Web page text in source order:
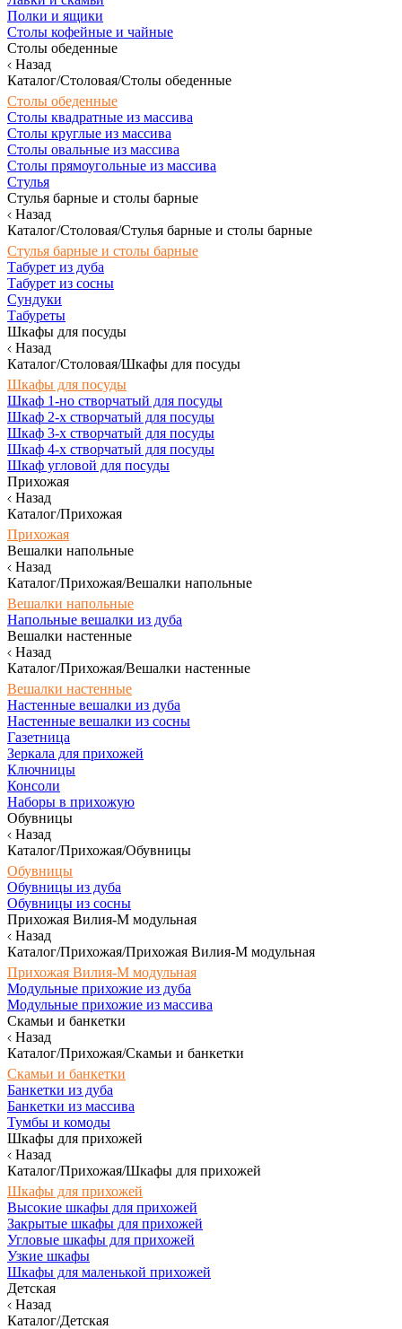
Полки и ящики
Столы кофейные и чайные
Столы обеденные
Назад
Каталог/Столовая/Столы обеденные
Столы обеденные
Столы квадратные из массива
Столы круглые из массива
Столы овальные из массива
Столы прямоугольные из массива
Стулья
Стулья барные и столы барные
Назад
Каталог/Столовая/Стулья барные и столы барные
Стулья барные и столы барные
Табурет из дуба
Табурет из сосны
Сундуки
Табуреты
Шкафы для посуды
Назад
Каталог/Столовая/Шкафы для посуды
Шкафы для посуды
Шкаф 1-но створчатый для посуды
Шкаф 2-х створчатый для посуды
Шкаф 3-х створчатый для посуды
Шкаф 4-х створчатый для посуды
Шкаф угловой для посуды
Прихожая
Назад
Каталог/Прихожая
Прихожая
Вешалки напольные
Назад
Каталог/Прихожая/Вешалки напольные
Вешалки напольные
Напольные вешалки из дуба
Вешалки настенные
Назад
Каталог/Прихожая/Вешалки настенные
Вешалки настенные
Настенные вешалки из дуба
Настенные вешалки из сосны
Газетница
Зеркала для прихожей
Ключницы
Консоли
Наборы в прихожую
Обувницы
Назад
Каталог/Прихожая/Обувницы
Обувницы
Обувницы из дуба
Обувницы из сосны
Прихожая Вилия-М модульная
Назад
Каталог/Прихожая/Прихожая Вилия-М модульная
Прихожая Вилия-М модульная
Модульные прихожие из дуба
Модульные прихожие из массива
Скамьи и банкетки
Назад
Каталог/Прихожая/Скамьи и банкетки
Скамьи и банкетки
Банкетки из дуба
Банкетки из массива
Тумбы и комоды
Шкафы для прихожей
Назад
Каталог/Прихожая/Шкафы для прихожей
Шкафы для прихожей
Высокие шкафы для прихожей
Закрытые шкафы для прихожей
Угловые шкафы для прихожей
Узкие шкафы
Шкафы для маленькой прихожей
Детская
Назад
Каталог/Детская